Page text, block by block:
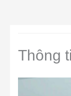
Thông